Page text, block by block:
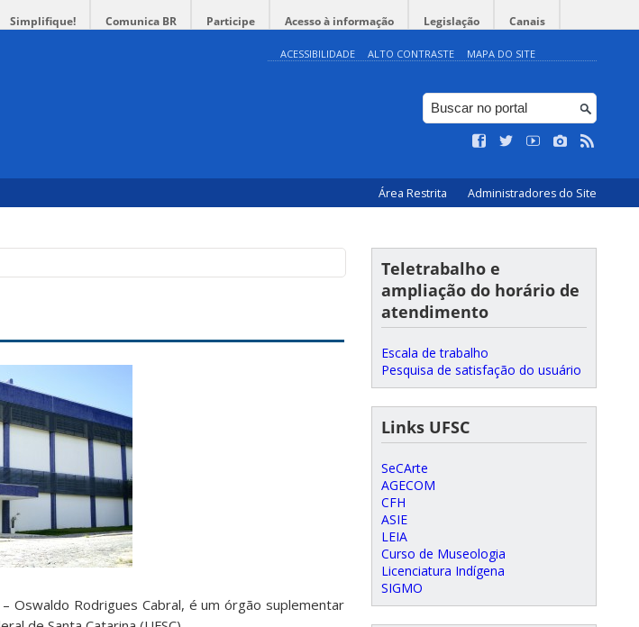
Simplifique! Comunica BR Participe Acesso à informação Legislação Canais
ACESSIBILIDADE ALTO CONTRASTE MAPA DO SITE
Área Restrita Administradores do Site
Oswaldo Rodrigues Cabral, é um órgão suplementar
Teletrabalho e
ampliação do horário de
atendimento
Escala de trabalho
Pesquisa de satisfação do usuário
Links UFSC
SeCArte
AGECOM
CFH
ASIE
LEIA
Curso de Museologia
Licenciatura Indígena
SIGMO